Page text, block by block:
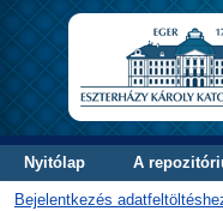
Nyitólap A
Bejelentkezés